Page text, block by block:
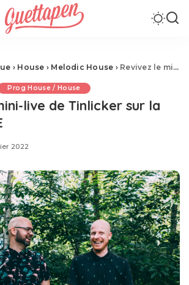
› House › Melodic House › Revivez le mini-live de Tinlicker sur la chaine ARTE
Prog House / House
live de Tinlicker sur la
2022